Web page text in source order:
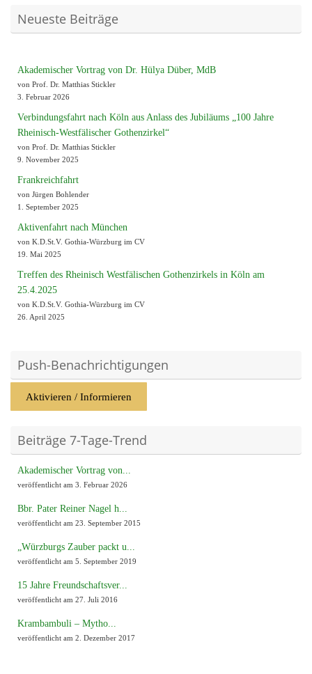
Neueste Beiträge
Akademischer Vortrag von Dr. Hülya Düber, MdB
von Prof. Dr. Matthias Stickler
3. Februar 2026
Verbindungsfahrt nach Köln aus Anlass des Jubiläums „100 Jahre
Rheinisch-Westfälischer Gothenzirkel“
von Prof. Dr. Matthias Stickler
9. November 2025
Frankreichfahrt
von Jürgen Bohlender
1. September 2025
Aktivenfahrt nach München
von K.D.St.V. Gothia-Würzburg im CV
19. Mai 2025
Treffen des Rheinisch Westfälischen Gothenzirkels in Köln am
25.4.2025
von K.D.St.V. Gothia-Würzburg im CV
26. April 2025
Push-Benachrichtigungen
Aktivieren / Informieren
Beiträge 7-Tage-Trend
Akademischer Vortrag von...
veröffentlicht am 3. Februar 2026
Bbr. Pater Reiner Nagel h...
veröffentlicht am 23. September 2015
„Würzburgs Zauber packt u...
veröffentlicht am 5. September 2019
15 Jahre Freundschaftsver...
veröffentlicht am 27. Juli 2016
Krambambuli – Mytho...
veröffentlicht am 2. Dezember 2017